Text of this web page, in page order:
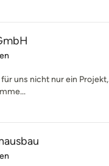
von 5 Sternen
uns nicht nur ein Projekt,
5 Sternen